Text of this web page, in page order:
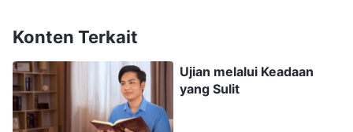
antaranya. Tuhan menuntut orang untuk
mencari kebenaran dalam segala keadaan dan
dalam setiap hal yang mereka temui, tetapi
engkau sama sekali tidak mendengarkan atau
Konten Terkait
Ujian melalui Keadaan
yang Sulit